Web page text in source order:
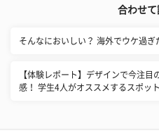
合わせ
そんなにおいしい？ 海外でウケ過ぎ
【体験レポート】デザインで今注
感！ 学生4人がオススメするスポッ